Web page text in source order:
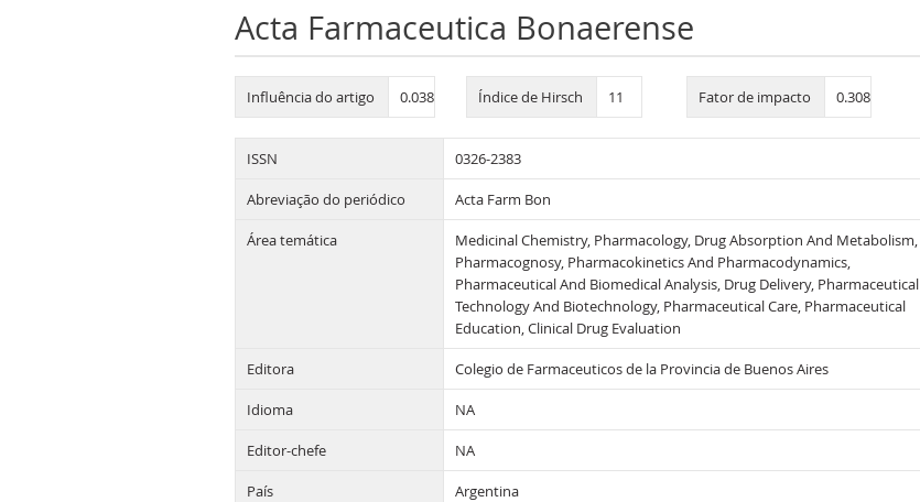
Acta Farmaceutica Bonaerense
Influência do artigo 0.038 Índice de Hirsch 11 Fator de impacto 0.308
ISSN 0326-2383
Abreviação do periódico Acta Farm Bon
Área temática
Medicinal Chemistry, Pharmacology, Drug Absorption And Metabolism,
Pharmacognosy, Pharmacokinetics And Pharmacodynamics,
Pharmaceutical And Biomedical Analysis, Drug Delivery, Pharmaceutical
Technology And Biotechnology, Pharmaceutical Care, Pharmaceutical
Education, Clinical Drug Evaluation
Editora Colegio de Farmaceuticos de la Provincia de Buenos Aires
Idioma NA
Editor-chefe NA
País Argentina